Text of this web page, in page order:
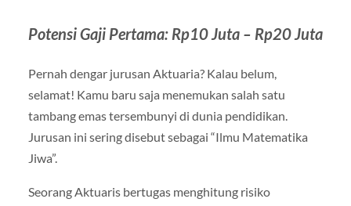
Potensi Gaji Pertama: Rp10 Juta – Rp20 Juta
Pernah dengar jurusan Aktuaria? Kalau belum,
selamat! Kamu baru saja menemukan salah satu
tambang emas tersembunyi di dunia pendidikan.
Jurusan ini sering disebut sebagai “Ilmu Matematika
Jiwa”.
Seorang Aktuaris bertugas menghitung risiko